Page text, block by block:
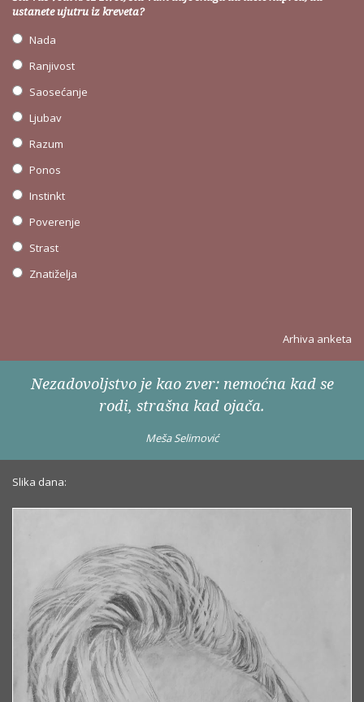
ustanete ujutru iz kreveta?
Nada
Ranjivost
Saosećanje
Ljubav
Razum
Ponos
Instinkt
Poverenje
Strast
Znatiželja
Arhiva anketa
Nezadovoljstvo je kao zver: nemoćna kad se
rodi, strašna kad ojača.
Meša Selimović
Slika dana: